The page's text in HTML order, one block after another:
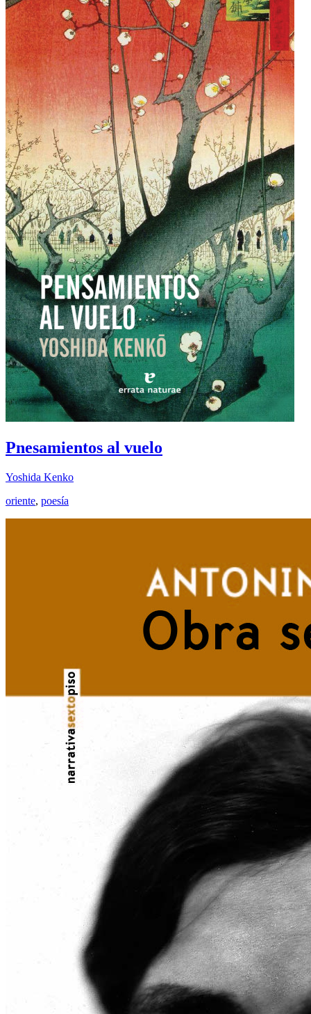
Pnesamientos al vuelo
Yoshida Kenko
oriente, poesía